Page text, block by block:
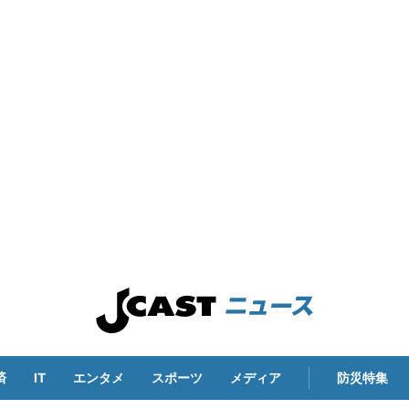
IT エンタメ スポーツ メディア 防災特集